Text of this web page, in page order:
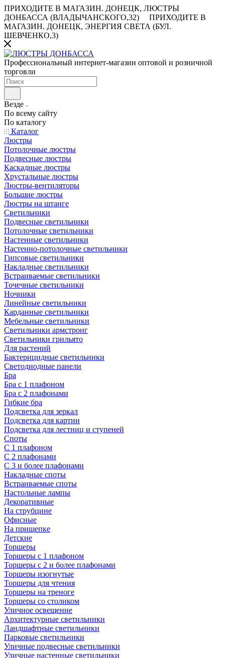
ПРИХОДИТЕ В МАГАЗИН. ДОНЕЦК, ЛЮСТРЫ
ДОНБАССА (ВЛАДЫЧАНСКОГО,32)
ПРИХОДИТЕ В
МАГАЗИН. ДОНЕЦК, ЭНЕРГИЯ СВЕТА (БУЛ.
ШЕВЧЕНКО,3)
Профессиональный интернет-магазин оптовой и розничной
торговли
Везде
По всему сайту
По каталогу
Каталог
Люстры
Потолочные люстры
Подвесные люстры
Каскадные люстры
Хрустальные люстры
Люстры-вентиляторы
Большие люстры
Люстры на штанге
Светильники
Подвесные светильники
Потолочные светильники
Настенные светильники
Настенно-потолочные светильники
Гипсовые светильники
Накладные светильники
Встраиваемые светильники
Точечные светильники
Ночники
Линейные светильники
Карданные светильники
Мебельные светильники
Светильники армстронг
Светильники грильято
Для растений
Бактерицидные светильники
Светодиодные панели
Бра
Бра с 1 плафоном
Бра с 2 плафонами
Гибкие бра
Подсветка для зеркал
Подсветка для картин
Подсветка для лестниц и ступеней
Споты
С 1 плафоном
С 2 плафонами
С 3 и более плафонами
Накладные споты
Встраиваемые споты
Настольные лампы
Декоративные
На струбцине
Офисные
На прищепке
Детские
Торшеры
Торшеры с 1 плафоном
Торшеры с 2 и более плафонами
Торшеры изогнутые
Торшеры для чтения
Торшеры на треноге
Торшеры со столиком
Уличное освещение
Архитектурные светильники
Ландшафтные светильники
Парковые светильники
Уличные подвесные светильники
Уличные настенные светильники